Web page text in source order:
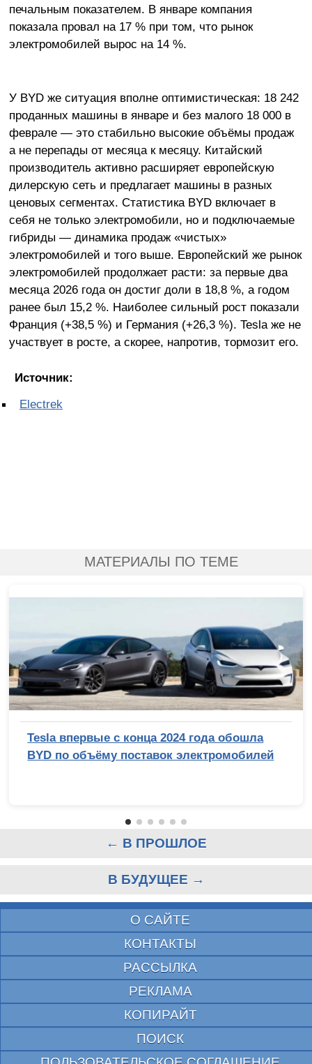
печальным показателем. В январе компания
показала провал на 17 % при том, что рынок
электромобилей вырос на 14 %.
У BYD же ситуация вполне оптимистическая: 18 242
проданных машины в январе и без малого 18 000 в
феврале — это стабильно высокие объёмы продаж
а не перепады от месяца к месяцу. Китайский
производитель активно расширяет европейскую
дилерскую сеть и предлагает машины в разных
ценовых сегментах. Статистика BYD включает в
себя не только электромобили, но и подключаемые
гибриды — динамика продаж «чистых»
электромобилей и того выше. Европейский же рынок
электромобилей продолжает расти: за первые два
месяца 2026 года он достиг доли в 18,8 %, а годом
ранее был 15,2 %. Наиболее сильный рост показали
Франция (+38,5 %) и Германия (+26,3 %). Tesla же не
участвует в росте, а скорее, напротив, тормозит его.
Источник:
Electrek
МАТЕРИАЛЫ ПО ТЕМЕ
Tesla впервые с конца 2024 года обошла
BYD по объёму поставок электромобилей
← В ПРОШЛОЕ
В БУДУЩЕЕ →
О САЙТЕ
КОНТАКТЫ
РАССЫЛКА
РЕКЛАМА
КОПИРАЙТ
ПОИСК